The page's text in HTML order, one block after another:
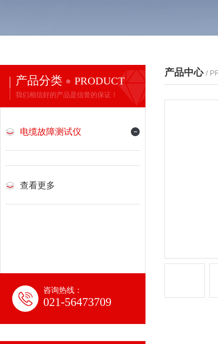
产品分类 PRODUCT
我们相信好的产品是信誉的保证！
电缆故障测试仪
查看更多
咨询热线：
021-56473709
产品中心 /